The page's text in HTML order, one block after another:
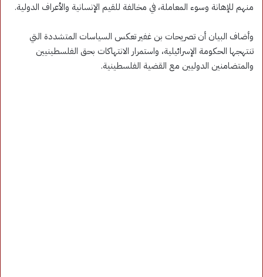
منهم للإهانة وسوء المعاملة، في مخالفة للقيم الإنسانية والأعراف الدولية.
وأضاف البيان أن تصريحات بن غفير تعكس السياسات المتشددة التي
تنتهجها الحكومة الإسرائيلية، واستمرار الانتهاكات بحق الفلسطينيين
والمتضامنين الدوليين مع القضية الفلسطينية.